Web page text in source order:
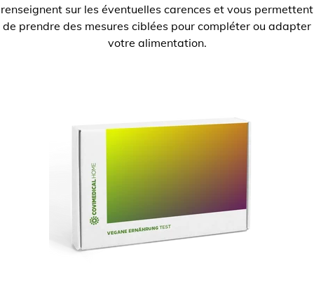
renseignent sur les éventuelles carences et vous permettent
de prendre des mesures ciblées pour compléter ou adapter
votre alimentation.